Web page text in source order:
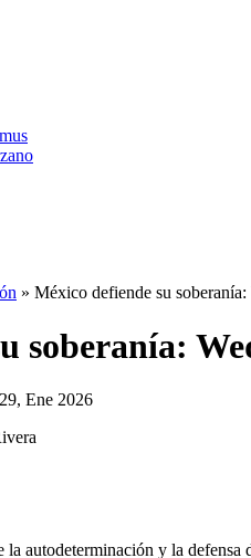
» México defiende su
soberanía:
Ene 2026
autodeterminación y la